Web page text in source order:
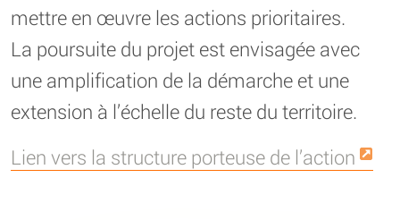
mettre en œuvre les actions prioritaires.
La poursuite du projet est envisagée avec
une amplification de la démarche et une
extension à l’échelle du reste du territoire.
Lien vers la structure porteuse de l’action